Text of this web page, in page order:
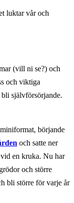
luktar vår och
(vill ni se?) och
och viktiga
självförsörjande.
börjande
och satte ner
en kruka. Nu har
och större
bli större för varje år